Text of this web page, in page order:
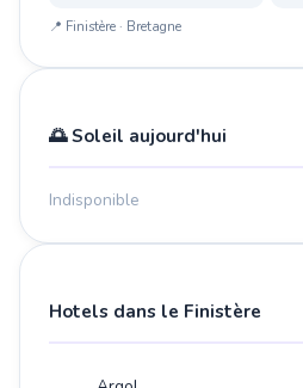
📍 Finistère · Bretagne
🌅 Soleil aujourd'hui
Indisponible
Hotels dans le Finistère